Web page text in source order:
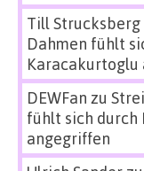
Till Strucksberg
Dahmen fühlt
Karacakurtoglu
DEWFan zu
fühlt sich durch
angegriffen